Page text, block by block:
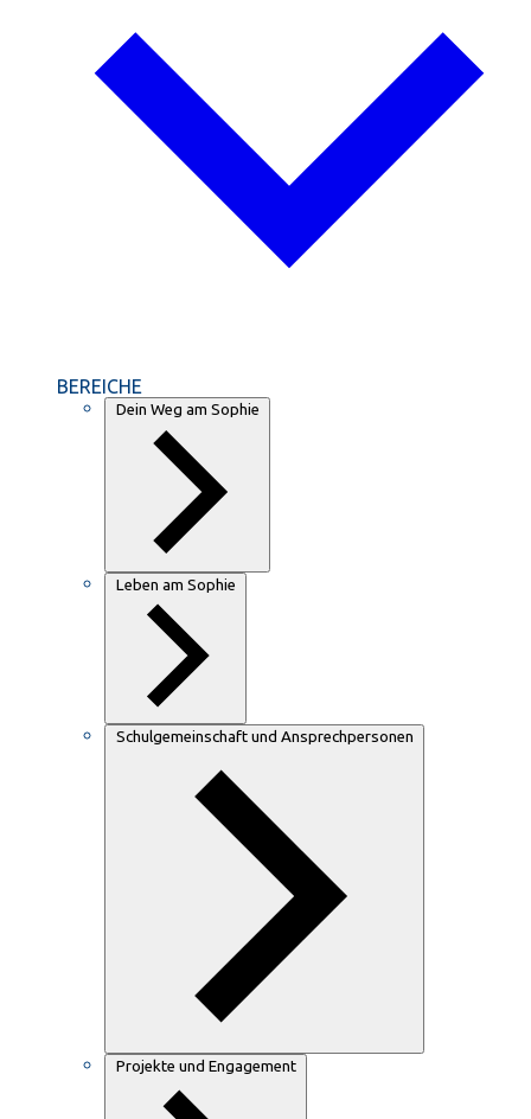
BEREICHE
Dein Weg am Sophie
Leben am Sophie
Schulgemeinschaft und Ansprechpersonen
Projekte und Engagement